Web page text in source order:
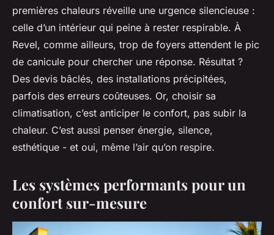
premières chaleurs réveille une urgence silencieuse :
celle d’un intérieur qui peine à rester respirable. À
Revel, comme ailleurs, trop de foyers attendent le pic
de canicule pour chercher une réponse. Résultat ?
Des devis bâclés, des installations précipitées,
parfois des erreurs coûteuses. Or, choisir sa
climatisation, c’est anticiper le confort, pas subir la
chaleur. C’est aussi penser énergie, silence,
esthétique - et oui, même l’air qu’on respire.
Les systèmes performants pour un
confort sur-mesure